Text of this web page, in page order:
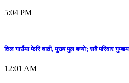
5:04 PM
तिल गाउँमा फेरि बाढी, मुख्य पुल बग्यो; सबै परिवार
12:01 AM